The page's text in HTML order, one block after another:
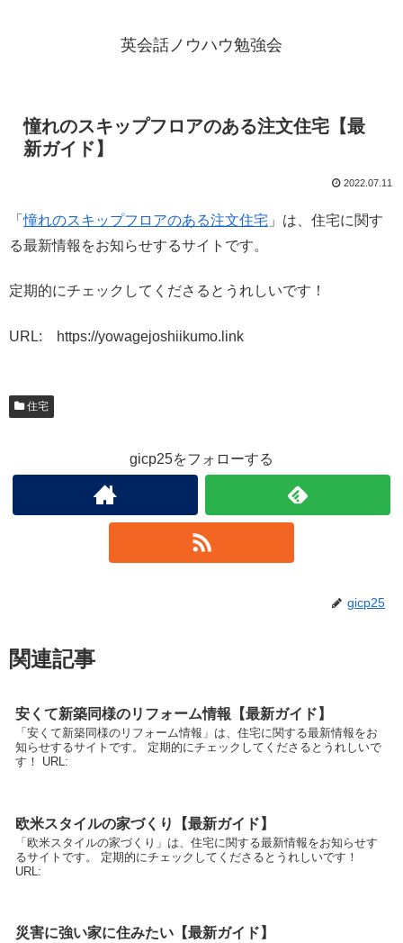
英会話ノウハウ勉強会
憧れのスキップフロアのある注文住宅【最
新ガイド】
2022.07.11
「憧れのスキップフロアのある注文住宅 」は、住宅に関す
る最新情報をお知らせするサイトです。
定期的にチェックしてくださるとうれしいです！
URL: https://yowagejoshiikumo.link
住宅
gicp25をフォローする
gicp25
関連記事
安くて新築同様のリフォーム情報【最新ガイド】
「安くて新築同様のリフォーム情報」は、住宅に関する最新情報をお
知らせするサイトです。 定期的にチェックしてくださるとうれしいで
す！ URL:
欧米スタイルの家づくり【最新ガイド】
「欧米スタイルの家づくり」は、住宅に関する最新情報をお知らせす
るサイトです。 定期的にチェックしてくださるとうれしいです！
URL:
災害に強い家に住みたい【最新ガイド】